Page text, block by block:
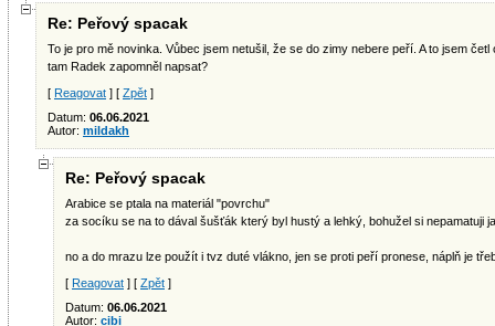
Re: Peřový spacak
To je pro mě novinka. Vůbec jsem netušil, že se do zimy nebere peří. A to jsem
tam Radek zapomněl napsat?
[ Reagovat ] [ Zpět ]
Datum: 06.06.2021
Autor: mildakh
Re: Peřový spacak
Arabice se ptala na materiál "povrchu"
za socíku se na to dával šušťák který byl hustý a lehký, bohužel si nepamatuji
no a do mrazu lze použít i tvz duté vlákno, jen se proti peří pronese, náplň je
[ Reagovat ] [ Zpět ]
Datum: 06.06.2021
Autor: cibi